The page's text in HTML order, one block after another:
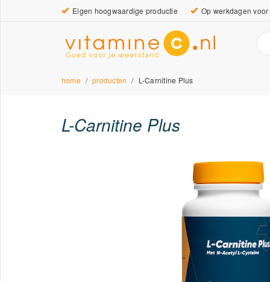
Eigen hoogwaardige productie Op werkdagen
home producten L-Carnitine Plus
L-Carnitine Plus